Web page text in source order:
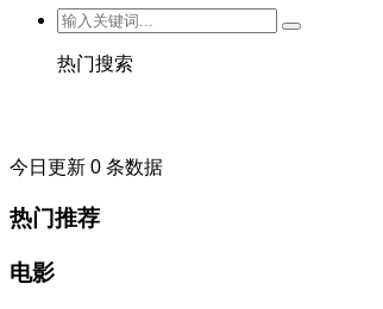
热门搜索
今日更新 0 条数据
热门推荐
电影